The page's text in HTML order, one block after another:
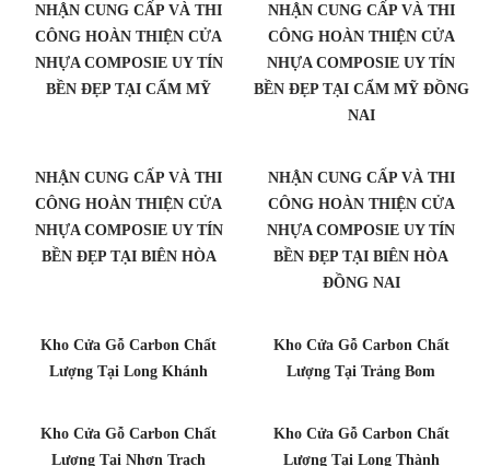
NHẬN CUNG CẤP VÀ THI
CÔNG HOÀN THIỆN CỬA
NHỰA COMPOSIE UY TÍN
BỀN ĐẸP TẠI CẨM MỸ
NHẬN CUNG CẤP VÀ THI
CÔNG HOÀN THIỆN CỬA
NHỰA COMPOSIE UY TÍN
BỀN ĐẸP TẠI CẨM MỸ ĐỒNG
NAI
NHẬN CUNG CẤP VÀ THI
CÔNG HOÀN THIỆN CỬA
NHỰA COMPOSIE UY TÍN
BỀN ĐẸP TẠI BIÊN HÒA
NHẬN CUNG CẤP VÀ THI
CÔNG HOÀN THIỆN CỬA
NHỰA COMPOSIE UY TÍN
BỀN ĐẸP TẠI BIÊN HÒA
ĐỒNG NAI
Kho Cửa Gỗ Carbon Chất
Lượng Tại Long Khánh
Kho Cửa Gỗ Carbon Chất
Lượng Tại Trảng Bom
Kho Cửa Gỗ Carbon Chất
Lượng Tại Nhơn Trạch
Kho Cửa Gỗ Carbon Chất
Lượng Tại Long Thành